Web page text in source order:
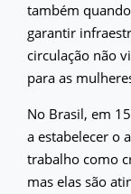
também
garantir
circulação não
para as
No Brasil, em
a estabelecer o
trabalho como
mas elas são